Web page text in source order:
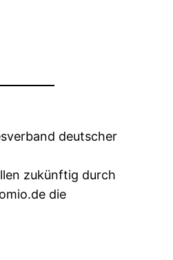
deutscher
zukünftig durch
die